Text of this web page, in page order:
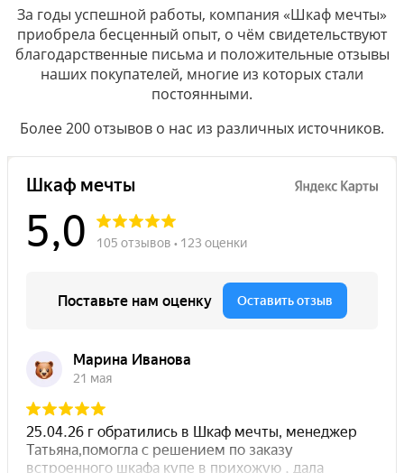
За годы успешной работы, компания «Шкаф мечты»
приобрела бесценный опыт, о чём свидетельствуют
благодарственные письма и положительные отзывы
наших покупателей, многие из которых стали
постоянными.
Более 200 отзывов о нас из различных источников.